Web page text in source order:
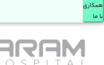
همكاری
با ما